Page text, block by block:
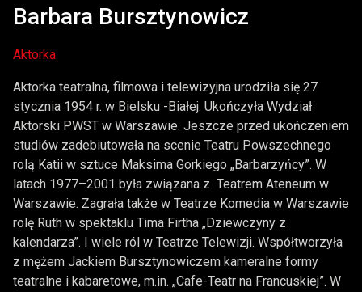
Barbara Bursztynowicz
Aktorka
Aktorka teatralna, filmowa i telewizyjna urodziła się 27
stycznia 1954 r. w Bielsku -Białej. Ukończyła Wydział
Aktorski PWST w Warszawie. Jeszcze przed ukończeniem
studiów zadebiutowała na scenie Teatru Powszechnego
rolą Katii w sztuce Maksima Gorkiego „Barbarzyńcy”. W
latach 1977–2001 była związana z Teatrem Ateneum w
Warszawie. Zagrała także w Teatrze Komedia w Warszawie
rolę Ruth w spektaklu Tima Firtha „Dziewczyny z
kalendarza”. I wiele ról w Teatrze Telewizji. Współtworzyła
z mężem Jackiem Bursztynowiczem kameralne formy
teatralne i kabaretowe, m.in. „Cafe-Teatr na Francuskiej”. W